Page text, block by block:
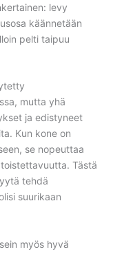
levy
käännetään
pelti taipuu
mutta yhä
ja edistyneet
Kun kone on
se nopeuttaa
Tästä
tehdä
suurikaan
myös hyvä